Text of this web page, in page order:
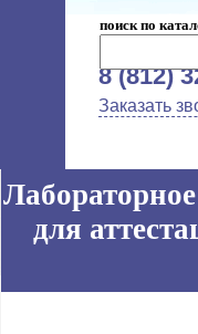
поиск по
8 (812)
Заказать
для